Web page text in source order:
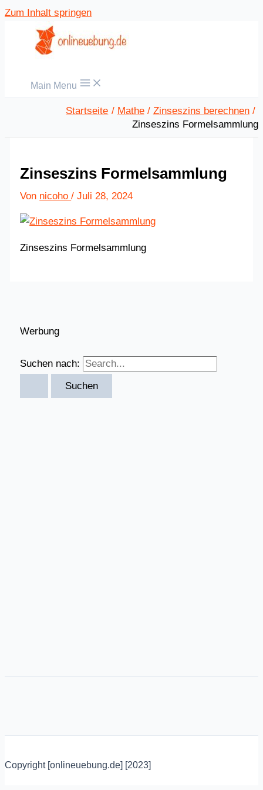
Zum Inhalt springen
Main Menu
Startseite Mathe
Zinseszins berechnen
Zinseszins Formelsammlung
Zinseszins Formelsammlung
Von nicoho/Juli 28, 2024
Zinseszins Formelsammlung
Werbung
Suchen nach:
Copyright [onlineuebung.de] [2023]